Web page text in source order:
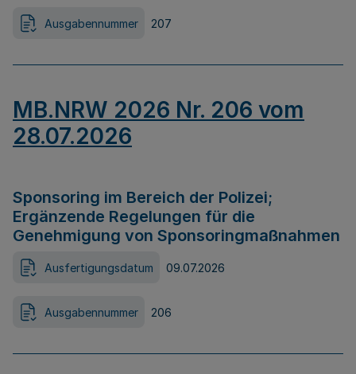
Ausgabennummer 207
MB.NRW 2026 Nr. 206 vom
28.07.2026
Sponsoring im Bereich der Polizei;
Ergänzende Regelungen für die
Genehmigung von Sponsoringmaßnahmen
Ausfertigungsdatum 09.07.2026
Ausgabennummer 206